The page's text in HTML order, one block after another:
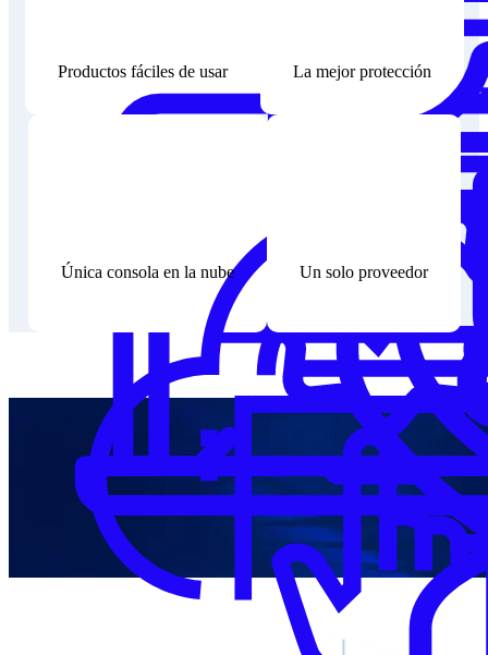
Productos fáciles de usar La mejor protección
Única consola en la nube Un solo proveedor